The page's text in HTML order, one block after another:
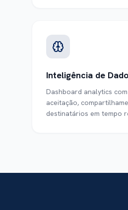
Inteligência de
Dashboard analytics
aceitação,
destinatários em tempo